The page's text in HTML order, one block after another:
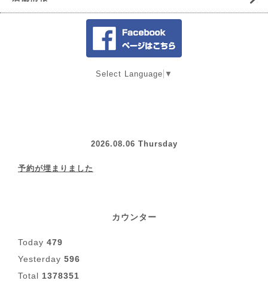
Select Language ▼
2026.08.06 Thursday
予約が埋まりました
カウンター
Today 479
Yesterday 596
Total 1378351